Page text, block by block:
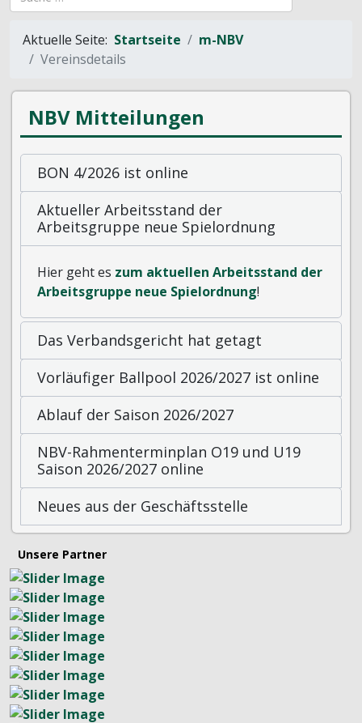
Aktuelle Seite: Startseite
m-NBV
Vereinsdetails
NBV Mitteilungen
BON 4/2026 ist online
Aktueller Arbeitsstand der
Arbeitsgruppe neue Spielordnung
Hier geht es zum aktuellen Arbeitsstand der
Arbeitsgruppe neue Spielordnung!
Das Verbandsgericht hat getagt
Vorläufiger Ballpool 2026/2027 ist online
Ablauf der Saison 2026/2027
NBV-Rahmenterminplan O19 und U19
Saison 2026/2027 online
Neues aus der Geschäftsstelle
Unsere Partner